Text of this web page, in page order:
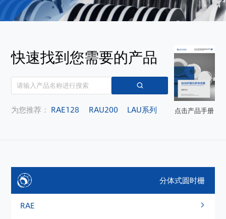
快速找到您需要的产品
为您推荐： RAE128 RAU200 LAU系列 点击产品手册
分体式圆时栅
RAE